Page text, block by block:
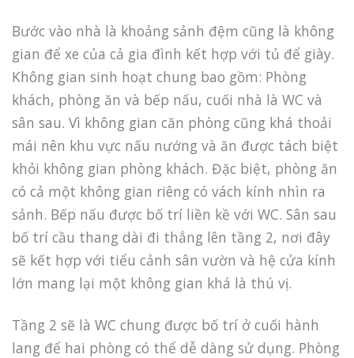
Bước vào nhà là khoảng sảnh đệm cũng là không
gian để xe của cả gia đình kết hợp với tủ để giày.
Không gian sinh hoạt chung bao gồm: Phòng
khách, phòng ăn và bếp nấu, cuối nhà là WC và
sân sau. Vì không gian căn phòng cũng khá thoải
mái nên khu vực nấu nướng và ăn được tách biệt
khỏi không gian phòng khách. Đặc biệt, phòng ăn
có cả một không gian riêng có vách kính nhìn ra
sảnh. Bếp nấu được bố trí liền kề với WC. Sân sau
bố trí cầu thang dài đi thẳng lên tầng 2, nơi đây
sẽ kết hợp với tiểu cảnh sân vườn và hệ cửa kính
lớn mang lại một không gian khá là thú vị.
Tầng 2 sẽ là WC chung được bố trí ở cuối hành
lang để hai phòng có thể dễ dàng sử dụng. Phòng